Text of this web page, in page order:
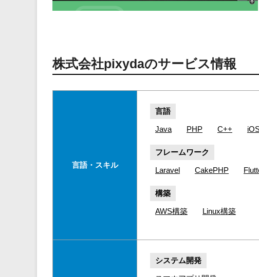
株式会社pixydaのサービス情報
言語・スキル
言語
Java PHP C++
フレームワーク
Laravel CakePHP
構築
AWS構築 Linux構築
システム開発